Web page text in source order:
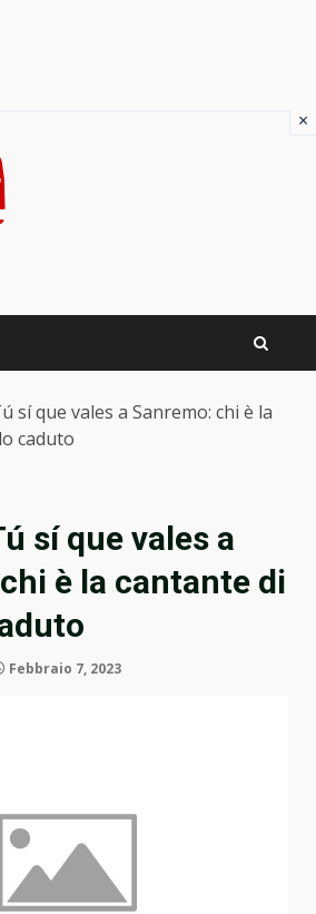
sí que vales a Sanremo: chi è la
caduto
sí que vales a
è la cantante di
Febbraio 7, 2023
×